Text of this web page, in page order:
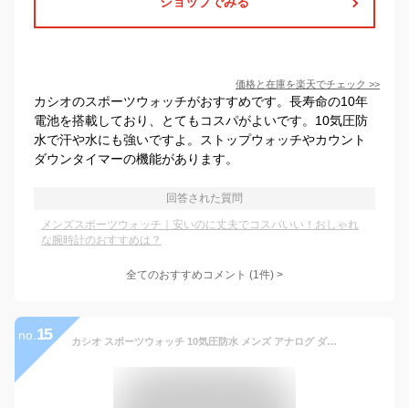
価格と在庫を楽天でチェック >>
カシオのスポーツウォッチがおすすめです。長寿命の10年
電池を搭載しており、とてもコスパがよいです。10気圧防
水で汗や水にも強いですよ。ストップウォッチやカウント
ダウンタイマーの機能があります。
回答された質問
メンズスポーツウォッチ｜安いのに丈夫でコスパいい！おしゃれ
な腕時計のおすすめは？
全てのおすすめコメント (1件) >
no. 15 カシオ スポーツウォッチ 10気圧防水 メンズ アナログ ダイバーズ 腕時計 文字盤 見やすい アラビア数字 日付 曜日 カレンダー 24時間表示 方位 回転ベゼル (SD17OC03BLK) ランニングウォッチ カシオ CASIO マラソン ランニング 時計 ダイバーズウォッチ